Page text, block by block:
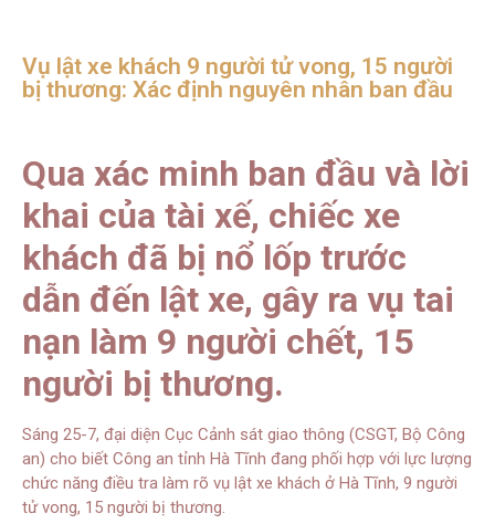
Vụ lật xe khách 9 người tử vong, 15 người
bị thương: Xác định nguyên nhân ban đầu
Qua xác minh ban đầu và lời
khai của tài xế, chiếc xe
khách đã bị nổ lốp trước
dẫn đến lật xe, gây ra vụ tai
nạn làm 9 người chết, 15
người bị thương.
Sáng 25-7, đại diện Cục Cảnh sát giao thông (CSGT, Bộ Công
an) cho biết Công an tỉnh Hà Tĩnh đang phối hợp với lực lượng
chức năng điều tra làm rõ vụ lật xe khách ở Hà Tĩnh, 9 người
tử vong, 15 người bị thương.